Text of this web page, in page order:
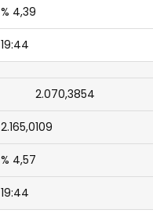
% 4,39
19:44
2.070,3854
2.165,0109
% 4,57
19:44